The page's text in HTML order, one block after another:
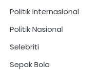
Politik Internasional
Politik Nasional
Selebriti
Sepak Bola